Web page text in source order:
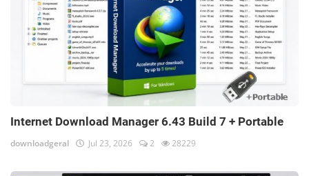
Internet Download Manager 6.43 Build 7 + Portable
downloadgeral Jul 23, 2026 2 28229